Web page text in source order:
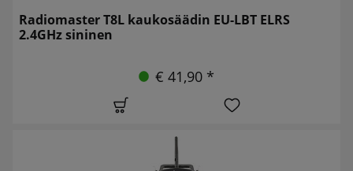
Radiomaster T8L kaukosäädin EU-LBT ELRS
2.4GHz sininen
€ 41,90 *